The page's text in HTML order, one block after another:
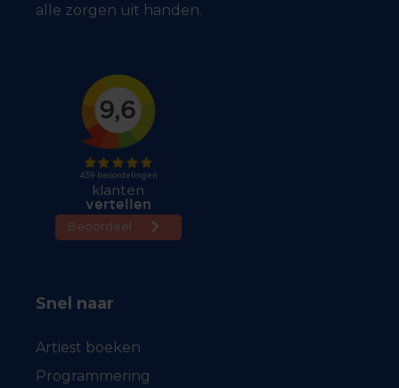
alle zorgen uit handen.
Snel naar
Artiest boeken
Programmering